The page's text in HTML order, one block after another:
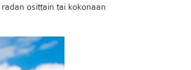
osittain tai kokonaan